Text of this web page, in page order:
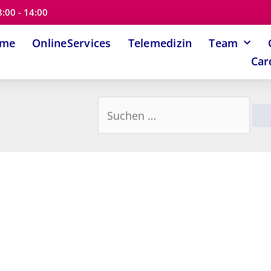
- 14:00
OnlineServices Telemedizin Team
nach: